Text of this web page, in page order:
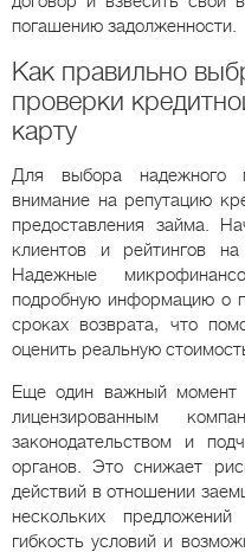
погашению задолженности.
Как правильно
проверки
карту
Для выбора надежного
внимание на репутацию
предоставления займа.
клиентов и рейтингов на
Надежные
подробную информацию о
сроках возврата, что
оценить реальную
Еще один важный
лицензированным
законодательством и
органов. Это снижает
действий в отношении
нескольких
гибкость условий и